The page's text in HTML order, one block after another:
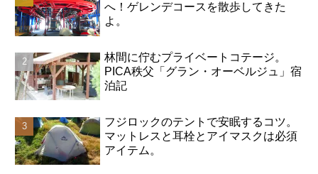
へ！ゲレンデコースを散歩してきた
よ。
林間に佇むプライベートコテージ。
PICA秩父「グラン・オーベルジュ」宿
泊記
フジロックのテントで安眠するコツ。
マットレスと耳栓とアイマスクは必須
アイテム。